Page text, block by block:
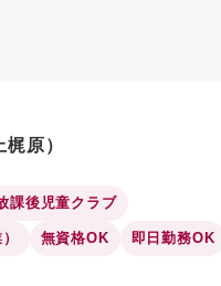
原）
課後児童クラブ
無資格OK 即日勤務OK